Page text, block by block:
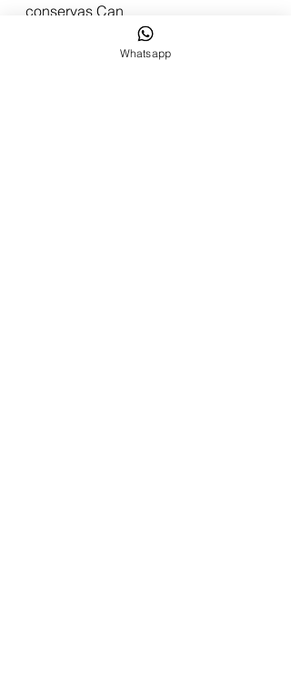
conservas Can
www.canbech.com
Whatsapp